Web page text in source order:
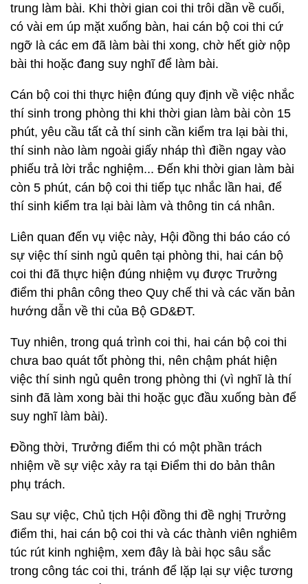
trung làm bài. Khi thời gian coi thi trôi dần về cuối,
có vài em úp mặt xuống bàn, hai cán bộ coi thi cứ
ngỡ là các em đã làm bài thi xong, chờ hết giờ nộp
bài thi hoặc đang suy nghĩ để làm bài.
Cán bộ coi thi thực hiện đúng quy định về việc nhắc
thí sinh trong phòng thi khi thời gian làm bài còn 15
phút, yêu cầu tất cả thí sinh cần kiểm tra lại bài thi,
thí sinh nào làm ngoài giấy nháp thì điền ngay vào
phiếu trả lời trắc nghiệm... Đến khi thời gian làm bài
còn 5 phút, cán bộ coi thi tiếp tục nhắc lần hai, để
thí sinh kiểm tra lại bài làm và thông tin cá nhân.
Liên quan đến vụ việc này, Hội đồng thi báo cáo có
sự việc thí sinh ngủ quên tại phòng thi, hai cán bộ
coi thi đã thực hiện đúng nhiệm vụ được Trưởng
điểm thi phân công theo Quy chế thi và các văn bản
hướng dẫn về thi của Bộ GD&ĐT.
Tuy nhiên, trong quá trình coi thi, hai cán bộ coi thi
chưa bao quát tốt phòng thi, nên chậm phát hiện
việc thí sinh ngủ quên trong phòng thi (vì nghĩ là thí
sinh đã làm xong bài thi hoặc gục đầu xuống bàn để
suy nghĩ làm bài).
Đồng thời, Trưởng điểm thi có một phần trách
nhiệm về sự việc xảy ra tại Điểm thi do bản thân
phụ trách.
Sau sự việc, Chủ tịch Hội đồng thi đề nghị Trưởng
điểm thi, hai cán bộ coi thi và các thành viên nghiêm
túc rút kinh nghiệm, xem đây là bài học sâu sắc
trong công tác coi thi, tránh để lặp lại sự việc tương